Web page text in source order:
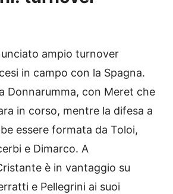
ampio turnover
in campo con la Spagna.
Donnarumma, con Meret che
in corso, mentre la difesa a
essere formata da Toloi,
e Dimarco. A
è in vantaggio su
e Pellegrini ai suoi